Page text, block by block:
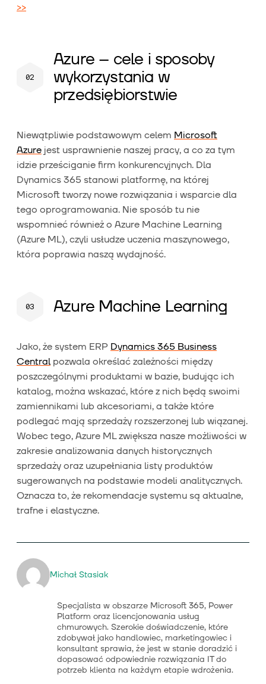
>>
Azure – cele i sposoby
wykorzystania w
przedsiębiorstwie
Niewątpliwie podstawowym celem Microsoft
Azure jest usprawnienie naszej pracy, a co za tym
idzie prześciganie firm konkurencyjnych. Dla
Dynamics 365 stanowi platformę, na której
Microsoft tworzy nowe rozwiązania i wsparcie dla
tego oprogramowania. Nie sposób tu nie
wspomnieć również o Azure Machine Learning
(Azure ML), czyli usłudze uczenia maszynowego,
która poprawia naszą wydajność.
Azure Machine Learning
Jako, że system ERP Dynamics 365 Business
Centralpozwala określać zależności między
poszczególnymi produktami w bazie, budując ich
katalog, można wskazać, które z nich będą swoimi
zamiennikami lub akcesoriami, a także które
podlegać mają sprzedaży rozszerzonej lub wiązanej.
Wobec tego, Azure ML zwiększa nasze możliwości w
zakresie analizowania danych historycznych
sprzedaży oraz uzupełniania listy produktów
sugerowanych na podstawie modeli analitycznych.
Oznacza to, że rekomendacje systemu są aktualne,
trafne i elastyczne.
Michał Stasiak
Specjalista w obszarze Microsoft 365, Power
Platform oraz licencjonowania usług
chmurowych. Szerokie doświadczenie, które
zdobywał jako handlowiec, marketingowiec i
konsultant sprawia, że jest w stanie doradzić i
dopasować odpowiednie rozwiązania IT do
potrzeb klienta na każdym etapie wdrożenia.